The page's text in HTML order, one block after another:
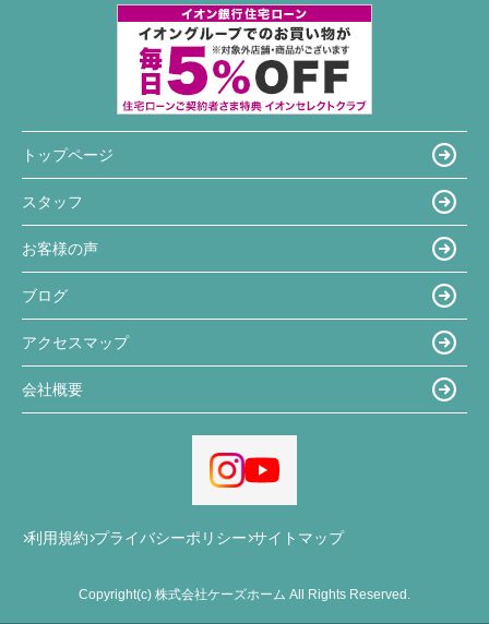
トップページ
スタッフ
お客様の声
ブログ
アクセスマップ
会社概要
利用規約 プライバシーポリシー サイトマップ
Copyright(c) 株式会社ケーズホーム All Rights Reserved.